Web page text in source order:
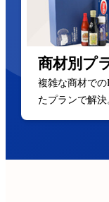
商材別プ
複雑な商材で
たプランで解決